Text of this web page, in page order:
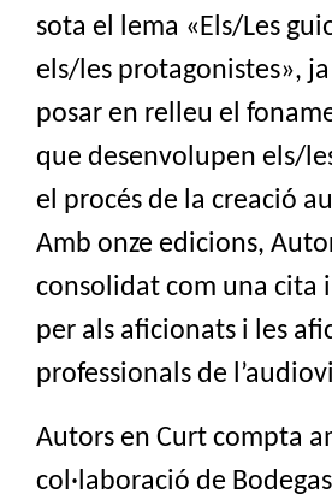
sota el lema «Els/Les
els/les protagonistes»,
posar en relleu el
que desenvolupen els/
el procés de la creació
Amb onze edicions,
consolidat com una cita
per als aficionats i les
professionals de
Autors en Curt compta
col·laboració de